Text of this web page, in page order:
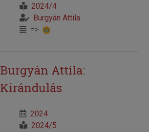
2024/4
Burgyán Attila
=>
Burgyán Attila:
Kirándulás
2024
2024/5